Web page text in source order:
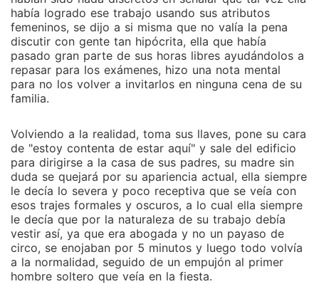
había logrado ese trabajo usando sus atributos
femeninos, se dijo a si misma que no valía la pena
discutir con gente tan hipócrita, ella que había
pasado gran parte de sus horas libres ayudándolos a
repasar para los exámenes, hizo una nota mental
para no los volver a invitarlos en ninguna cena de su
familia.
Volviendo a la realidad, toma sus llaves, pone su cara
de "estoy contenta de estar aquí" y sale del edificio
para dirigirse a la casa de sus padres, su madre sin
duda se quejará por su apariencia actual, ella siempre
le decía lo severa y poco receptiva que se veía con
esos trajes formales y oscuros, a lo cual ella siempre
le decía que por la naturaleza de su trabajo debía
vestir así, ya que era abogada y no un payaso de
circo, se enojaban por 5 minutos y luego todo volvía
a la normalidad, seguido de un empujón al primer
hombre soltero que veía en la fiesta.